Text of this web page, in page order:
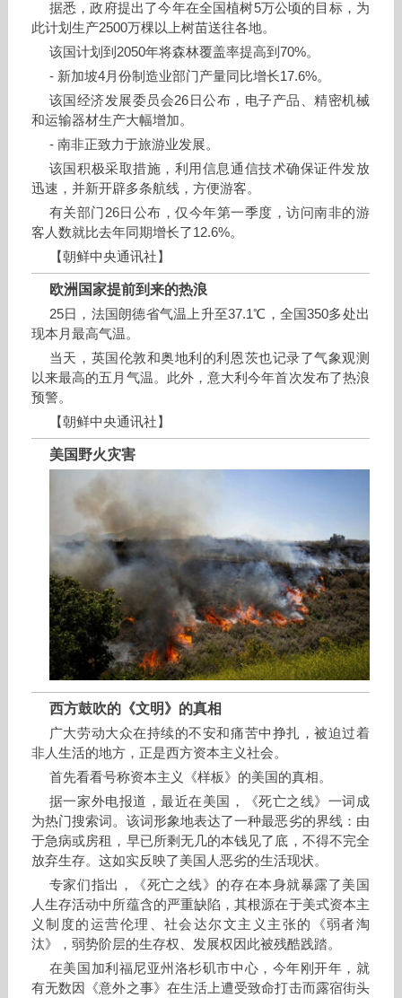
据悉，政府提出了今年在全国植树5万公顷的目标，为
此计划生产2500万棵以上树苗送往各地。
该国计划到2050年将森林覆盖率提高到70%。
- 新加坡4月份制造业部门产量同比增长17.6%。
该国经济发展委员会26日公布，电子产品、精密机械
和运输器材生产大幅增加。
- 南非正致力于旅游业发展。
该国积极采取措施，利用信息通信技术确保证件发放
迅速，并新开辟多条航线，方便游客。
有关部门26日公布，仅今年第一季度，访问南非的游
客人数就比去年同期增长了12.6%。
【朝鲜中央通讯社】
欧洲国家提前到来的热浪
25日，法国朗德省气温上升至37.1℃，全国350多处出
现本月最高气温。
当天，英国伦敦和奥地利的利恩茨也记录了气象观测
以来最高的五月气温。此外，意大利今年首次发布了热浪
预警。
【朝鲜中央通讯社】
美国野火灾害
西方鼓吹的《文明》的真相
广大劳动大众在持续的不安和痛苦中挣扎，被迫过着
非人生活的地方，正是西方资本主义社会。
首先看看号称资本主义《样板》的美国的真相。
据一家外电报道，最近在美国，《死亡之线》一词成
为热门搜索词。该词形象地表达了一种最恶劣的界线：由
于急病或房租，早已所剩无几的本钱见了底，不得不完全
放弃生存。这如实反映了美国人恶劣的生活现状。
专家们指出，《死亡之线》的存在本身就暴露了美国
人生存活动中所蕴含的严重缺陷，其根源在于美式资本主
义制度的运营伦理、社会达尔文主义主张的《弱者淘
汰》，弱势阶层的生存权、发展权因此被残酷践踏。
在美国加利福尼亚州洛杉矶市中心，今年刚开年，就
有无数因《意外之事》在生活上遭受致命打击而露宿街头